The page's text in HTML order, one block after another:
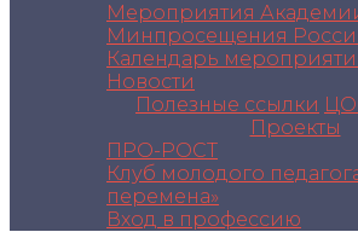
Мероприятия
Минпросещения
Календарь
Новости
Полезные ссылки
Проекты
ПРО-РОСТ
Клуб молодого
перемена»
Вход в профессию